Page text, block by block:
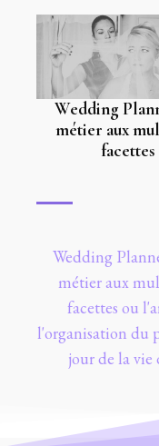
Wedding
métier aux
facettes
Wedding
métier aux
facettes ou
l'organisation du
jour de la vie